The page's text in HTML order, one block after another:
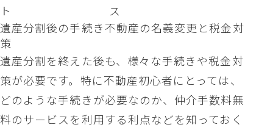
ト
ス
遺産分割後の手続き不動産の名義変更と税金対
策
遺産分割を終えた後も、様々な手続きや税金対
策が必要です。特に不動産初心者にとっては、
どのような手続きが必要なのか、仲介手数料無
料のサービスを利用する利点などを知っておく